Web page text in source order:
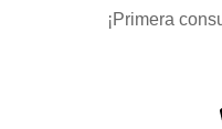
¡Primera